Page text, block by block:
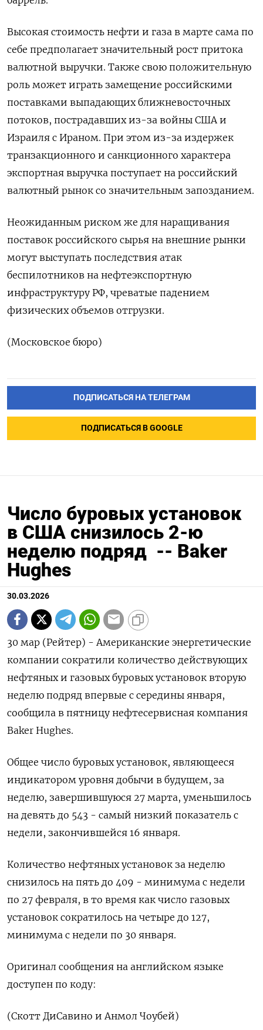
Высокая стоимость нефти и газа в марте сама ‌по
себе предполагает значительный рост притока
валютной выручки. Также свою положительную
роль может играть замещение российскими
поставками выпадающих ближневосточных
потоков, ‌пострадавших из-за войны США и
Израиля с Ираном. При этом из-за издержек
транзакционного и санкционного характера
экспортная выручка поступает на российский
валютный ​рынок со значительным запозданием.
Неожиданным риском же для наращивания
поставок российского сырья на внешние рынки
могут выступать ‌последствия атак
беспилотников на нефтеэкспортную
инфраструктуру РФ, чреватые падением
физических объемов отгрузки.
(Московское бюро)
ПОДПИСАТЬСЯ НА ТЕЛЕГРАМ
ПОДПИСАТЬСЯ В GOOGLE
Число буровых установок
в США снизилось 2-ю
неделю подряд -- Baker
Hughes
30.03.2026
30 мар (Рейтер) - Американские энергетические
компании сократили количество действующих
нефтяных и ‌газовых буровых установок вторую
неделю подряд впервые с середины ​января,
сообщила ​в ​пятницу нефтесервисная компания
⁠Baker ‌Hughes.
Общее число буровых ‌установок, являющееся
индикатором уровня добычи в ​будущем, за
‌неделю, завершившуюся 27 марта, ​уменьшилось
на девять до 543 - ‌самый низкий показатель с
недели, закончившейся 16 января.
Количество ​нефтяных ​установок ‌за неделю
снизилось на ​пять до 409 - минимума с недели
по 27 февраля, в то время как число газовых
установок сократилось на ​четыре ⁠до 127,
минимума с недели по ‌30 января.
Оригинал сообщения ‌на английском языке
доступен по ​коду:
(Скотт ДиСавино и ‌Анмол Чоубей)